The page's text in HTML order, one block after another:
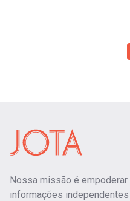
Nossa missão é
informações